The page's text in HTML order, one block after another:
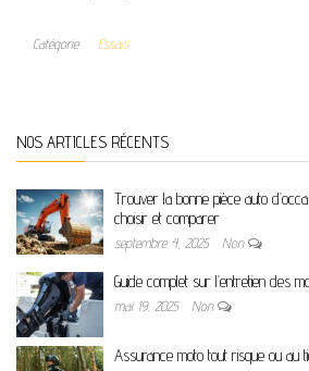
Catégorie Essais
NOS ARTICLES RÉCENTS
Trouver la bonne pièce auto
choisir et comparer
septembre 4, 2025 Non
Guide complet sur l’entretien des
mai 19, 2025 Non
Assurance moto tout risque ou au